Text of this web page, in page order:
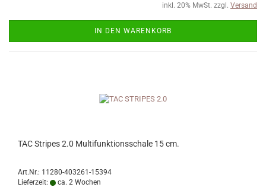
inkl. 20% MwSt. zzgl. Versand
IN DEN WARENKORB
TAC Stripes 2.0 Multifunktionsschale 15 cm.
Art.Nr.: 11280-403261-15394
Lieferzeit:
ca. 2 Wochen